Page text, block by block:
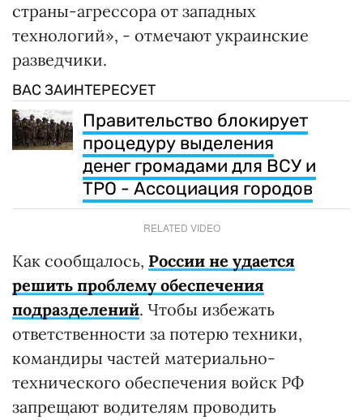
страны-агрессора от западных
технологий», - отмечают украинские
разведчики.
ВАС ЗАИНТЕРЕСУЕТ
Правительство блокирует
процедуру выделения
денег громадами для ВСУ и
ТРО - Ассоциация городов
RELATED VIDEO
Как сообщалось, России не удается
решить проблему обеспечения
подразделений. Чтобы избежать
ответственности за потерю техники,
командиры частей материально-
технического обеспечения войск РФ
запрещают водителям проводить